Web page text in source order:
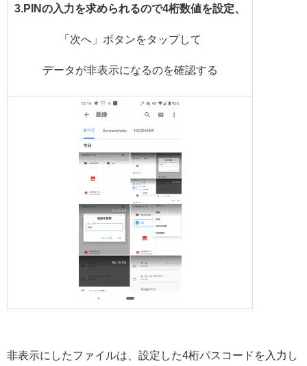
3.PINの入力を求められるので4桁数値を設定、
「次へ」ボタンをタップして
データが非表示になるのを確認する
非表示にしたファイルは、設定した4桁パスコードを入力し